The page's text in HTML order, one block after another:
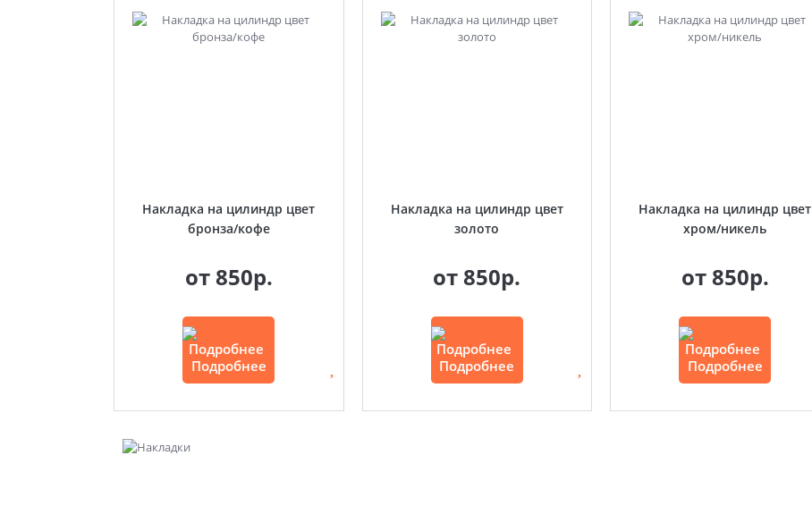
Накладка на цилиндр цвет
бронза/кофе
от850р.
Подробнее
Накладка на цилиндр цвет
золото
от850р.
Подробнее
Накладка на цилиндр цвет
хром/никель
от850р.
Подробнее